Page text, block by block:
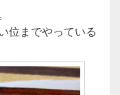
位までやっている